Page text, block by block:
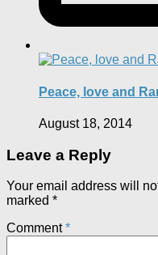
Peace, love and
August 18, 2014
Leave a Reply
Your email address will
marked *
Comment*